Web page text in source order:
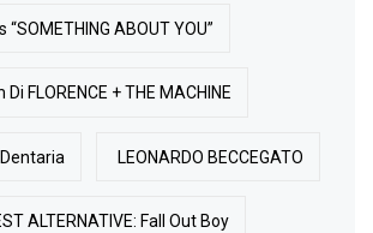
ABOUT YOU”
Di FLORENCE + THE MACHINE
LEONARDO BECCEGATO
ALTERNATIVE: Fall Out Boy